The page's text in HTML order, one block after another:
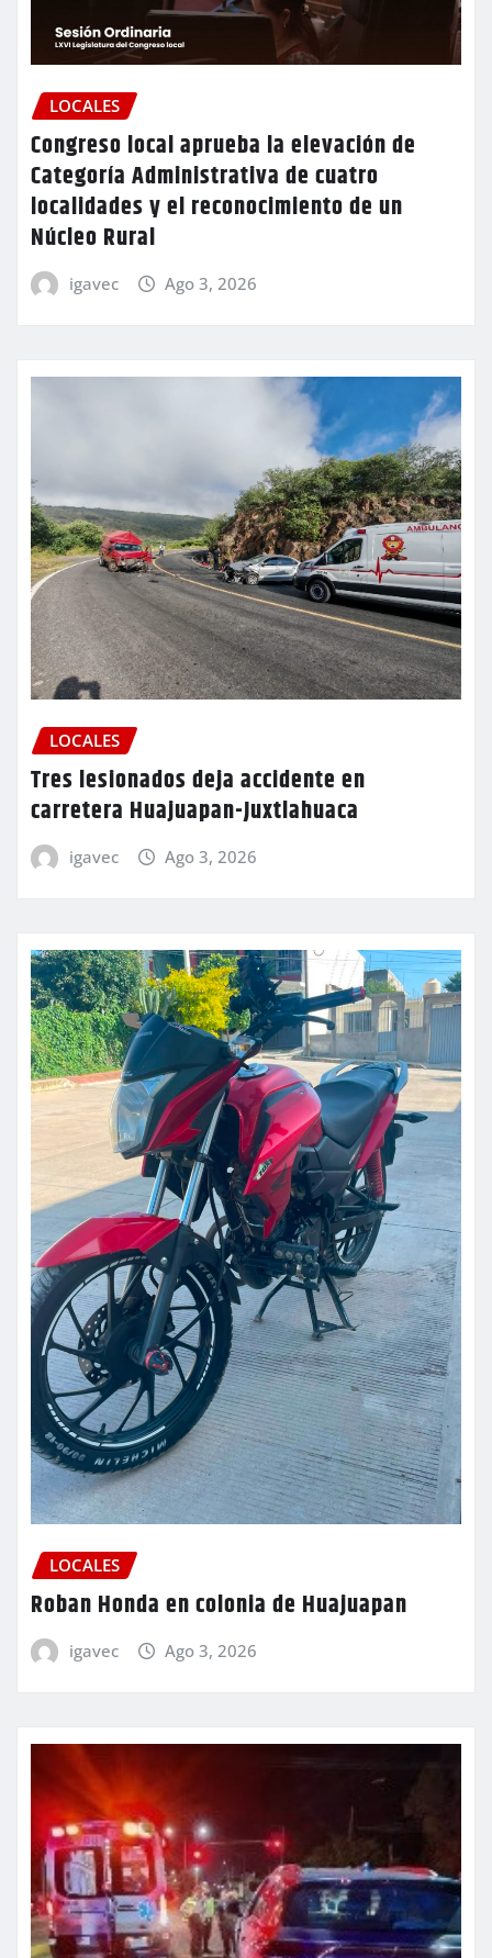
LOCALES
Congreso local aprueba la elevación de
Categoría Administrativa de cuatro
localidades y el reconocimiento de un
Núcleo Rural
igavec Ago 3, 2026
LOCALES
Tres lesionados deja accidente en
carretera Huajuapan-Juxtlahuaca
igavec Ago 3, 2026
LOCALES
Roban Honda en colonia de Huajuapan
igavec Ago 3, 2026